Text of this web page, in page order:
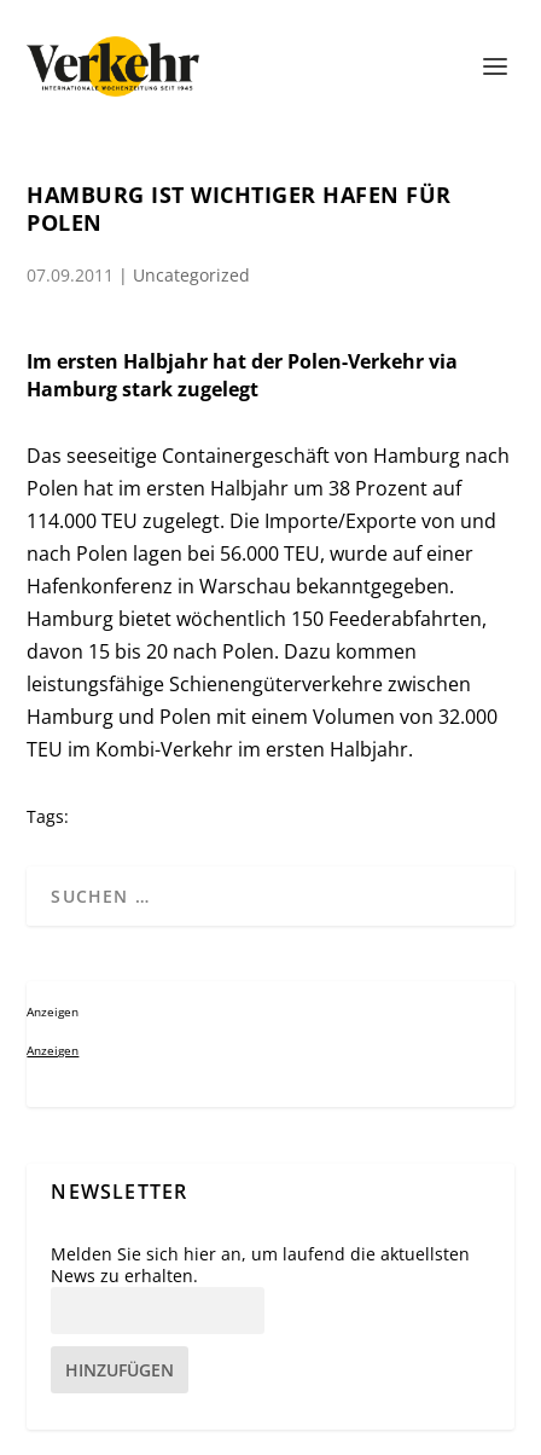
HAMBURG IST WICHTIGER HAFEN FÜR
POLEN
07.09.2011 | Uncategorized
Im ersten Halbjahr hat der Polen-Verkehr via
Hamburg stark zugelegt
Das seeseitige Containergeschäft von Hamburg nach
Polen hat im ersten Halbjahr um 38 Prozent auf
114.000 TEU zugelegt. Die Importe/Exporte von und
nach Polen lagen bei 56.000 TEU, wurde auf einer
Hafenkonferenz in Warschau bekanntgegeben.
Hamburg bietet wöchentlich 150 Feederabfahrten,
davon 15 bis 20 nach Polen. Dazu kommen
leistungsfähige Schienengüterverkehre zwischen
Hamburg und Polen mit einem Volumen von 32.000
TEU im Kombi-Verkehr im ersten Halbjahr.
Tags:
Anzeigen
Anzeigen
NEWSLETTER
Melden Sie sich hier an, um laufend die aktuellsten
News zu erhalten.
HINZUFÜGEN